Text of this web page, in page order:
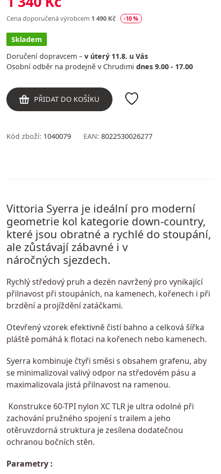
Cena doporučená výrobcem 1 490 Kč -10 %
Skladem
Doručení dopravcem – v úterý 11.8. u Vás
Osobní odběr na prodejně v Chrudimi dnes 9.00 - 17.00
PŘIDAT DO KOŠÍKU
Kód zboží: 1040079 EAN: 8022530026277
Vittoria Syerra je ideální pro moderní
geometrie kol kategorie down-country,
které jsou obratné a rychlé do stoupání,
ale zůstávají zábavné i v
náročných sjezdech.
Rychlý středový pruh a dezén navržený pro vynikající
přilnavost při stoupáních, na kamenech, kořenech i při
brzdění a projíždění zatáčkami.
Otevřený vzorek efektivně čistí bahno a celková šířka
pláště pomáhá k flotaci na kořenech nebo kamenech.
Syerra kombinuje čtyři směsi s obsahem grafenu, aby
se minimalizoval valivý odpor na středovém pásu a
maximalizovala jistá přilnavost na ramenou.
Konstrukce 60-TPI nylon XC TLR je ultra odolné při
zachování pružného spojení s trailem a jeho
otěruvzdorná struktura je zesílena dodatečnou
ochranou bočních stěn.
Parametry :